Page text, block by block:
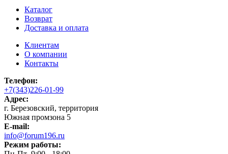
Каталог
Возврат
Доставка и оплата
Клиентам
О компании
Контакты
Телефон:
+7(343)226-01-99
Адрес:
г. Березовский, территория
Южная промзона 5
E-mail:
info@forum196.ru
Режим работы: